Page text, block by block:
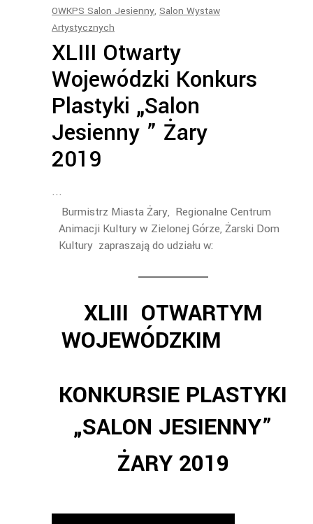
OWKPS Salon Jesienny, Salon Wystaw
Artystycznych
XLIII Otwarty
Wojewódzki Konkurs
Plastyki „Salon
Jesienny ” Żary
2019
Burmistrz Miasta Żary, Regionalne Centrum
Animacji Kultury w Zielonej Górze, Żarski Dom
Kultury zapraszają do udziału w:
XLIII OTWARTYM
WOJEWÓDZKIM
KONKURSIE PLASTYKI
„SALON JESIENNY”
ŻARY 2019